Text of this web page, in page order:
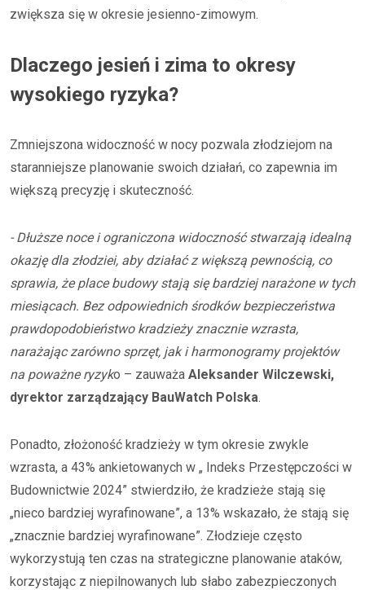
zwiększa się w okresie jesienno-zimowym.
Dlaczego jesień i zima to okresy
wysokiego ryzyka?
Zmniejszona widoczność w nocy pozwala złodziejom na
staranniejsze planowanie swoich działań, co zapewnia im
większą precyzję i skuteczność.
- Dłuższe noce i ograniczona widoczność stwarzają idealną
okazję dla złodziei, aby działać z większą pewnością, co
sprawia, że place budowy stają się bardziej narażone w tych
miesiącach. Bez odpowiednich środków bezpieczeństwa
prawdopodobieństwo kradzieży znacznie wzrasta,
narażając zarówno sprzęt, jak i harmonogramy projektów
na poważne ryzyko – zauważa Aleksander Wilczewski,
dyrektor zarządzający BauWatch Polska.
Ponadto, złożoność kradzieży w tym okresie zwykle
wzrasta, a 43% ankietowanych w „ Indeks Przestępczości w
Budownictwie 2024” stwierdziło, że kradzieże stają się
„nieco bardziej wyrafinowane”, a 13% wskazało, że stają się
„znacznie bardziej wyrafinowane”. Złodzieje często
wykorzystują ten czas na strategiczne planowanie ataków,
korzystając z niepilnowanych lub słabo zabezpieczonych